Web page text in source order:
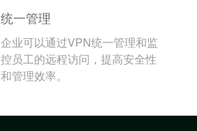
统一管理
企业可以通过VPN统一管理和监
控员工的远程访问，提高安全性
和管理效率。